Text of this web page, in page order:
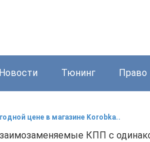
Новости Тюнинг Право
цене в магазине Korobka..
КПП с